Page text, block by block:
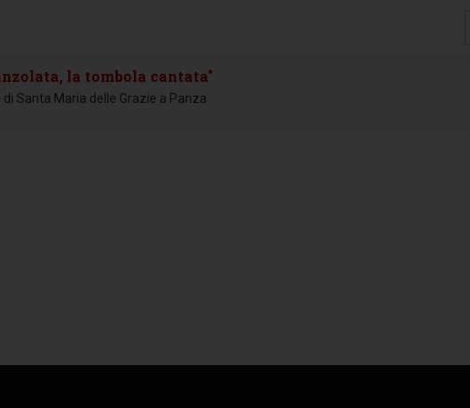
la tombola cantata"
Santa Maria delle Grazie a Panza